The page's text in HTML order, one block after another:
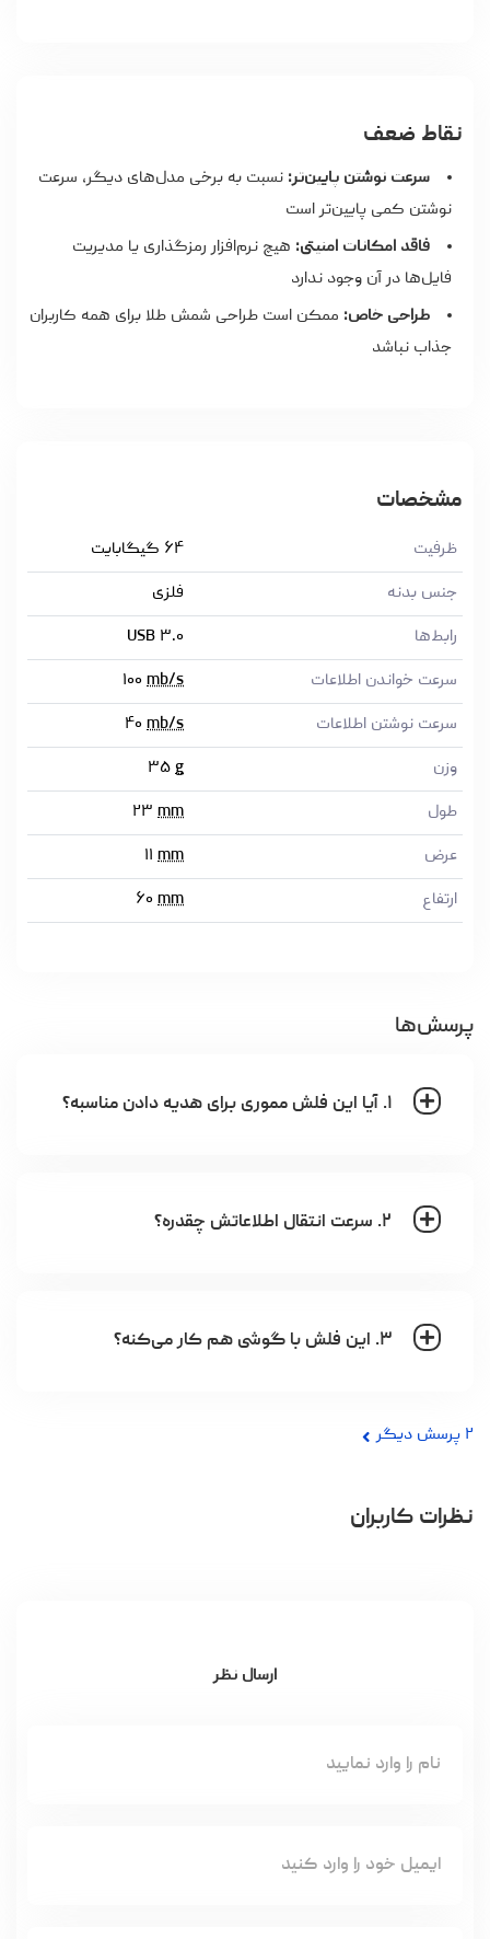
نقاط ضعف
سرعت نوشتن پایین‌تر: نسبت به برخی مدل‌های دیگر، سرعت
نوشتن کمی پایین‌تر است
فاقد امکانات امنیتی: هیچ نرم‌افزار رمزگذاری یا مدیریت
فایل‌ها در آن وجود ندارد
طراحی خاص: ممکن است طراحی شمش طلا برای همه کاربران
جذاب نباشد
مشخصات
ظرفیت
۶۴ گیگابایت
جنس بدنه
فلزی
رابط‌ها
USB ۳.۰
سرعت خواندن اطلاعات
۱۰۰ mb/s
سرعت نوشتن اطلاعات
۴۰ mb/s
وزن
۳۵ g
طول
۲۳ mm
عرض
۱۱ mm
ارتفاع
۶۰ mm
پرسش‌ها
۱. آیا این فلش مموری برای هدیه دادن مناسبه؟
۲. سرعت انتقال اطلاعاتش چقدره؟
۳. این فلش با گوشی هم کار می‌کنه؟
۲ پرسش دیگر
نظرات کاربران
ارسال نظر